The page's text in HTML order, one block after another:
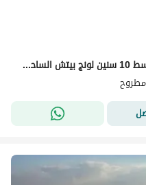
فيلا تاون هاوس بالتشطيب سي فيو قسط 10 سنين لونج بيتش الساحل الشمالي كمبوند PAUSE
مطروح